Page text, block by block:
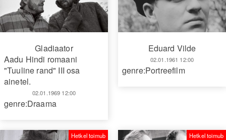
Gladiaator
Aadu Hindi romaani
"Tuuline rand" III osa
ainetel.
02.01.1969 12:00
genre:Draama
Eduard Vilde
02.01.1961 12:00
genre:Portreefilm
Hetkel toimub Hetkel toimub